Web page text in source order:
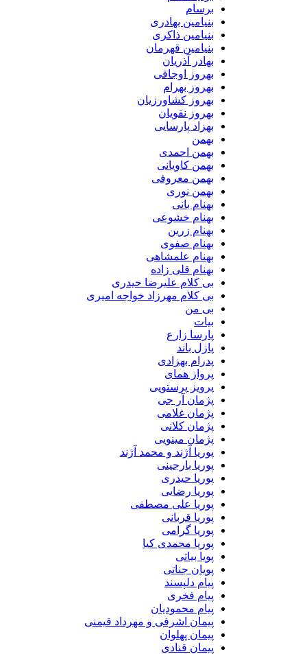
برسام
بنیامین بهادری
بنیامین ذاکری
بنیامین قهرمان
بهادر آذریان
بهروز اوجاقی
بهروز بهرام
بهروز کشاورزیان
بهروز نقویان
بهزاد پارسایی
بهمن
بهمن احمدی
بهمن کاویانی
بهمن معروفی
بهمن نوری
بهنام بانی
بهنام خشوعی
بهنام زرین
بهنام صفوی
بهنام علمشاهی
بهنام قلی زاده
بی کلام علیرضا حیدری
بی کلام مهرزاد خواجه امیری
بی من
بیات
پارسا زارع
پازل باند
پدرام بهزادی
پرواز همای
پرویز پرستویی
پژمان آر جی
پژمان غلامی
پژمان کلانی
پژمان مینویی
پوریا آژند و محمد آژند
پوریا بارجینی
پوریا حیدری
پوریا رضایی
پوریا علی مصطفی
پوریا قربانی
پوریا گرامی
پوریا محمدی کیا
پویا بیاتی
پویان جناتی
پیام دلپسند
پیام فخری
پیام محمودیان
پیمان اشرفی و مهرداد قیمنی
پیمان پهلوان
پیمان قنادی